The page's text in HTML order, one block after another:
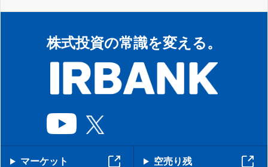
株式投資の常識を変える。
マーケット 空売り残